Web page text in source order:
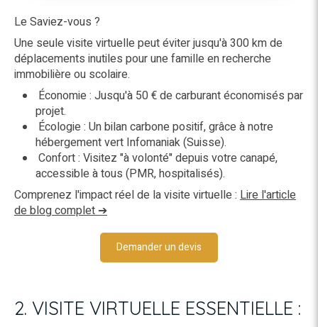
Le Saviez-vous ?
Une seule visite virtuelle peut éviter jusqu'à 300 km de
déplacements inutiles pour une famille en recherche
immobilière ou scolaire.
Économie : Jusqu'à 50 € de carburant économisés par
projet.
Écologie : Un bilan carbone positif, grâce à notre
hébergement vert Infomaniak (Suisse).
Confort : Visitez "à volonté" depuis votre canapé,
accessible à tous (PMR, hospitalisés).
Comprenez l'impact réel de la visite virtuelle : Lire l'article
de blog complet ➔
Demander un devis
2. VISITE VIRTUELLE ESSENTIELLE :